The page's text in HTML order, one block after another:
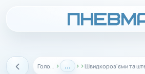
Назад › ... › ›